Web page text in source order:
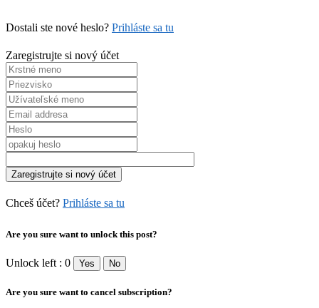
Dostali ste nové heslo? Prihláste sa tu
Zaregistrujte si nový účet
Chceš účet? Prihláste sa tu
Are you sure want to unlock this post?
Unlock left : 0 Yes No
Are you sure want to cancel subscription?